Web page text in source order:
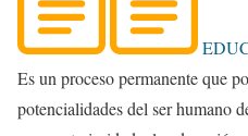
Es un proceso permanente que
potencialidades del ser humano